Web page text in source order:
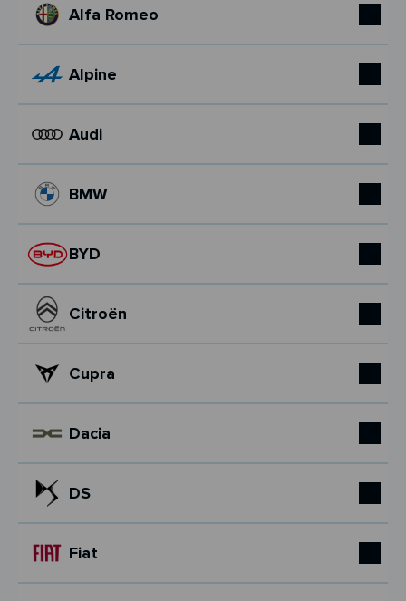
Alfa Romeo
Alpine
Audi
BMW
BYD
Citroën
Cupra
Dacia
DS
Fiat